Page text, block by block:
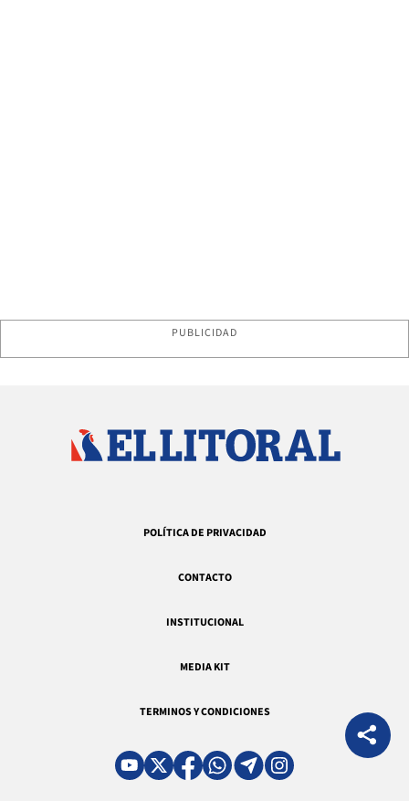
PUBLICIDAD
POLÍTICA DE PRIVACIDAD
CONTACTO
INSTITUCIONAL
MEDIA KIT
TERMINOS Y CONDICIONES